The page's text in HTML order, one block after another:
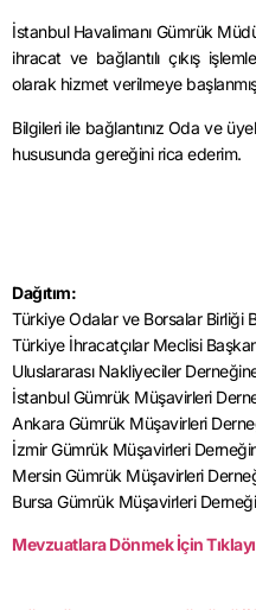
İstanbul Havalimanı Gümrük
ihracat ve bağlantılı çıkış
olarak hizmet verilmeye
Bilgileri ile bağlantınız Oda ve
hususunda gereğini rica ederim.
Dağıtım:
Türkiye Odalar ve Borsalar Birliği
Türkiye İhracatçılar Meclisi
Uluslararası Nakliyeciler
İstanbul Gümrük Müşavirleri
Ankara Gümrük Müşavirleri
İzmir Gümrük Müşavirleri
Mersin Gümrük Müşavirleri
Bursa Gümrük Müşavirleri
Mevzuatlara Dönmek İçin